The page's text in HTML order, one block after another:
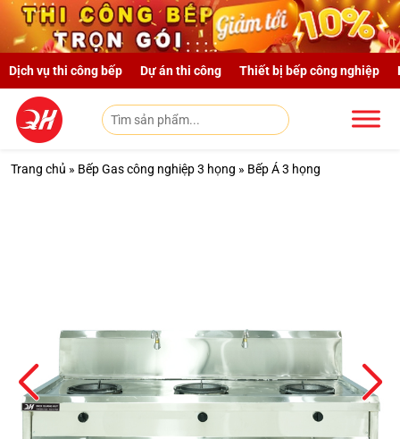
Skip to main content
Dịch vụ thi công bếp Dự án thi công Thiết bị bếp công nghiệp
Trang chủ » Bếp Gas công nghiệp 3 họng » Bếp Á 3 họng